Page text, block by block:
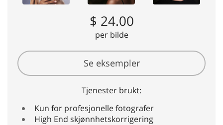
$ 24.00
per bilde
Se eksempler
Tjenester brukt:
Kun for profesjonelle fotografer
High End skjønnhetskorrigering